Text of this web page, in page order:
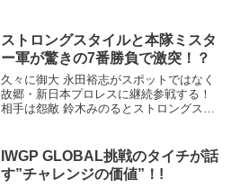
ストロングスタイルと本隊ミスタ
ー軍が驚きの7番勝負で激突！？
久々に御大 永田裕志がスポットではなく
故郷・新日本プロレスに継続参戦する！
相手は怨敵 鈴木みのるとストロングスタ
か！？
IWGP GLOBAL挑戦のタイチが話
す”チャレンジの価値”！!